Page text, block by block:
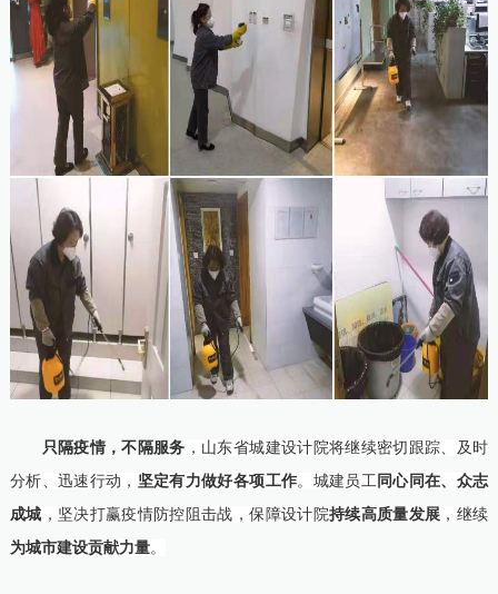
只隔疫情，不隔服务 ，山东省城建设计院将继续密切跟踪、及时
分析、迅速行动， 坚定有力做好各项工作。城建员工同心同在、众志
成城 ，坚决打赢疫情防控阻击战，保障设计院持续高质量发展 ，继续
为城市建设贡献力量。